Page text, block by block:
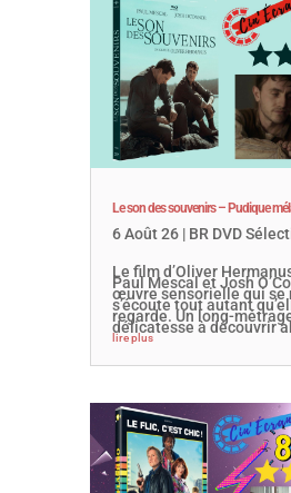
Le son des souvenirs – Pudique
6 Août 26| BR DVD
Le film d’Oliver
Paul Mescal et Josh
œuvre sensorielle qui se
s’écoute tout autant
regarde. Un long-
délicatesse à découvrir
lire plus